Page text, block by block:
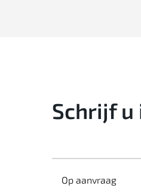
Schrijf u
Op aanvraag